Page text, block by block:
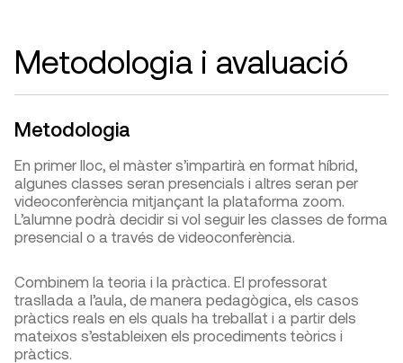
Metodologia i avaluació
Metodologia
En primer lloc, el màster s’impartirà en format híbrid,
algunes classes seran presencials i altres seran per
videoconferència mitjançant la plataforma zoom.
L’alumne podrà decidir si vol seguir les classes de forma
presencial o a través de videoconferència.
Combinem la teoria i la pràctica. El professorat
trasllada a l’aula, de manera pedagògica, els casos
pràctics reals en els quals ha treballat i a partir dels
mateixos s’estableixen els procediments teòrics i
pràctics.